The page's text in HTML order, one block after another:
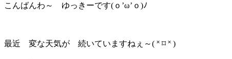
こんばんわ～ ゆっきーです(ｏ’ω’ｏ)ﾉ
最近 変な天気が 続いていますねぇ～( ˟ ⌑ ˟ )